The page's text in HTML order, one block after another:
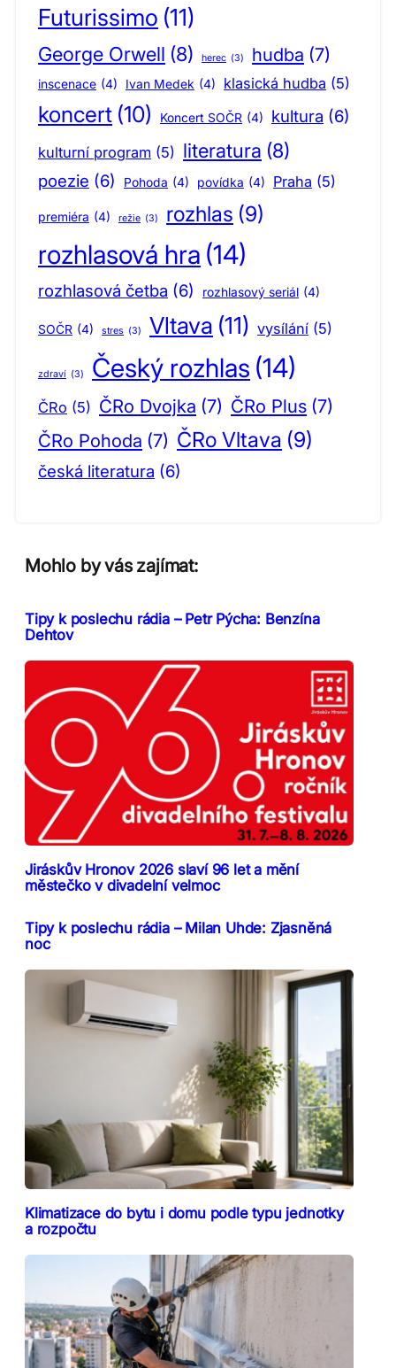
Futurissimo (11)
George Orwell (8) herec (3) hudba (7)
inscenace (4) Ivan Medek (4) klasická hudba (5)
koncert (10) Koncert SOČR (4) kultura (6)
kulturní program (5) literatura (8)
poezie (6) Pohoda (4) povídka (4) Praha (5)
premiéra (4) režie (3) rozhlas (9)
rozhlasová hra (14)
rozhlasová četba (6) rozhlasový seriál (4)
SOČR (4) stres (3) Vltava (11) vysílání (5)
zdraví (3) Český rozhlas (14)
ČRo (5) ČRo Dvojka (7) ČRo Plus (7)
ČRo Pohoda (7) ČRo Vltava (9)
česká literatura (6)
Mohlo by vás zajímat:
Tipy k poslechu rádia – Petr Pýcha: Benzína
Dehtov
Jiráskův Hronov 2026 slaví 96 let a mění
městečko v divadelní velmoc
Tipy k poslechu rádia – Milan Uhde: Zjasněná
noc
Klimatizace do bytu i domu podle typu jednotky
a rozpočtu